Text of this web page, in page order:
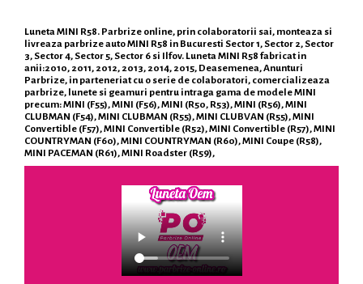
Luneta MINI R58. Parbrize online, prin colaboratorii sai, monteaza si
livreaza parbrize auto MINI R58 in Bucuresti Sector 1, Sector 2, Sector
3, Sector 4, Sector 5, Sector 6 si Ilfov. Luneta MINI R58 fabricat in
anii:2010, 2011, 2012, 2013, 2014, 2015, Deasemenea, Anunturi
Parbrize, in parteneriat cu o serie de colaboratori, comercializeaza
parbrize, lunete si geamuri pentru intraga gama de modele MINI
precum: MINI (F55), MINI (F56), MINI (R50, R53), MINI (R56), MINI
CLUBMAN (F54), MINI CLUBMAN (R55), MINI CLUBVAN (R55), MINI
Convertible (F57), MINI Convertible (R52), MINI Convertible (R57), MINI
COUNTRYMAN (F60), MINI COUNTRYMAN (R60), MINI Coupe (R58),
MINI PACEMAN (R61), MINI Roadster (R59),